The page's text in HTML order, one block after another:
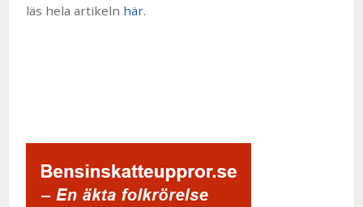
läs hela artikeln här.